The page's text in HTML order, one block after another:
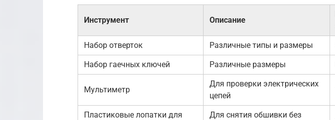
Инструмент Описание
Набор отверток Различные типы и размеры
Набор гаечных ключей Различные размеры
Мультиметр
Для проверки электрических
цепей
Пластиковые лопатки для
Для снятия обшивки без